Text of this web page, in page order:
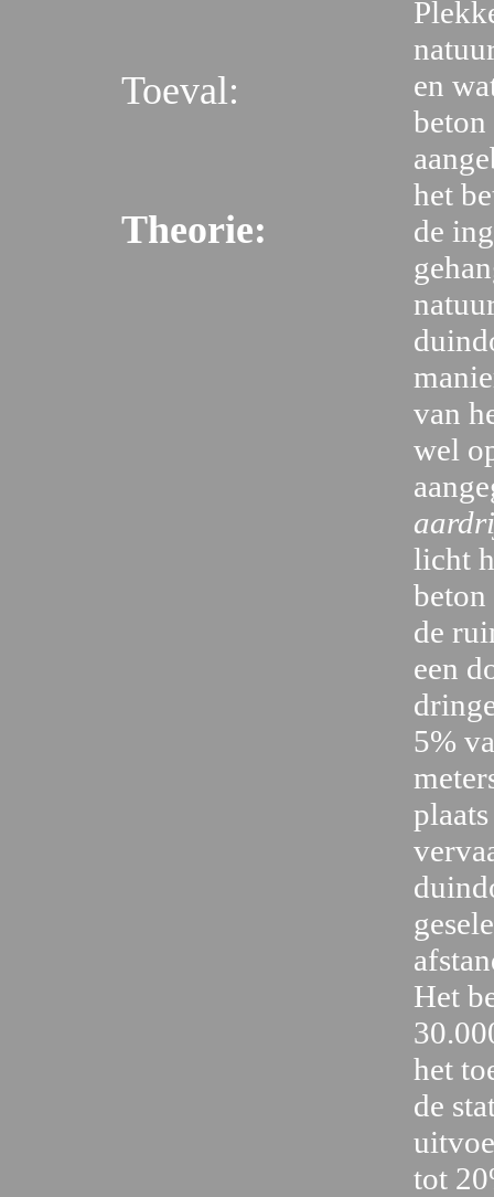
Toeval:
Theorie:
en
beton
het
de
van
wel
licht
beton
de
een
5%
Het
het
de
tot